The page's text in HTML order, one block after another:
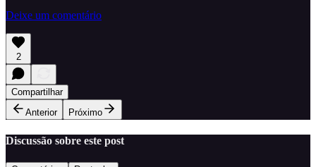
Deixe um comentário
2
Compartilhar
Anterior
Próximo
Discussão sobre este post